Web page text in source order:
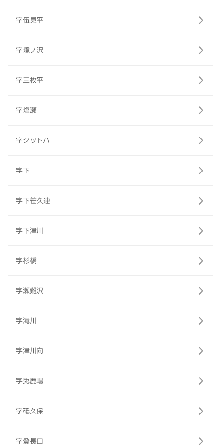
字伍見平
字境ノ沢
字三枚平
字塩瀬
字シットハ
字下
字下笹久連
字下津川
字杉橋
字瀬難沢
字滝川
字津川向
字兎鹿嶋
字砥久保
字登長口